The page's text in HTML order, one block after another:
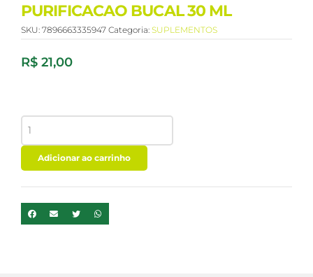
PURIFICACAO BUCAL 30 ML
SKU: 7896663335947 Categoria: SUPLEMENTOS
R$ 21,00
SPRAY
PURIFICACAO
BUCAL
30
quantidade
Adicionar ao carrinho